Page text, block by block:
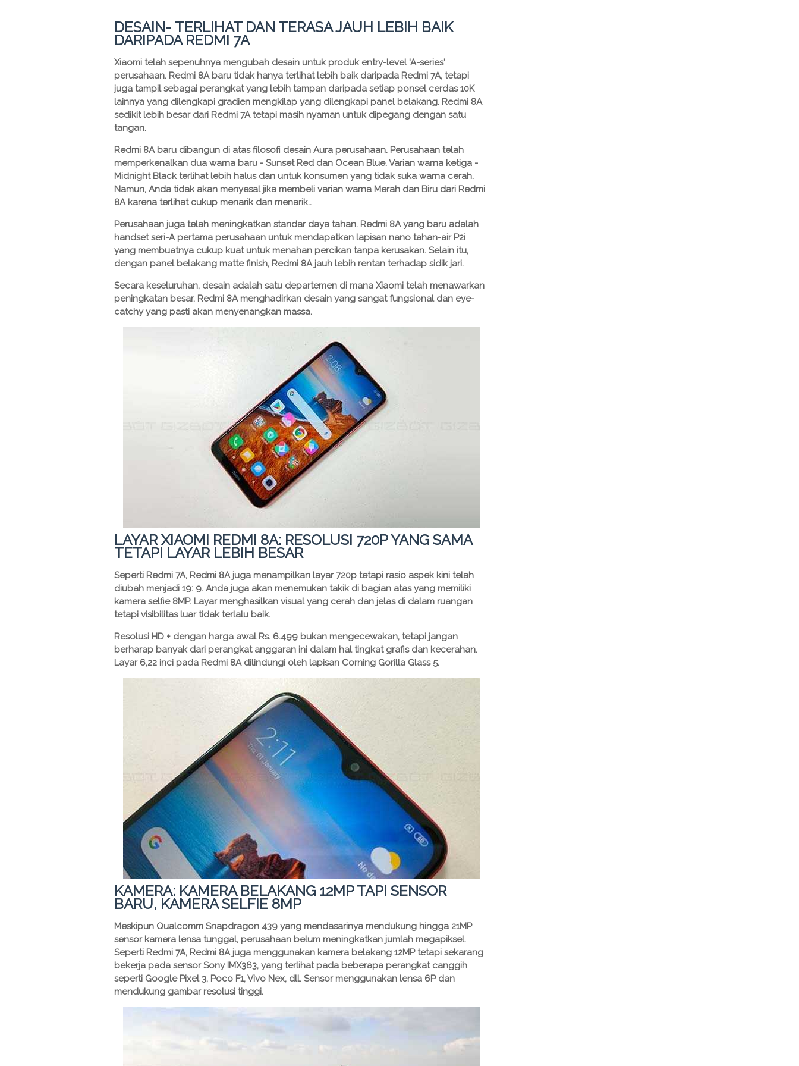
DESAIN- TERLIHAT DAN TERASA JAUH LEBIH BAIK
DARIPADA REDMI 7A
Xiaomi telah sepenuhnya mengubah desain untuk produk entry-level 'A-series'
perusahaan. Redmi 8A baru tidak hanya terlihat lebih baik daripada Redmi 7A, tetapi
juga tampil sebagai perangkat yang lebih tampan daripada setiap ponsel cerdas 10K
lainnya yang dilengkapi gradien mengkilap yang dilengkapi panel belakang. Redmi 8A
sedikit lebih besar dari Redmi 7A tetapi masih nyaman untuk dipegang dengan satu
tangan.
Redmi 8A baru dibangun di atas filosofi desain Aura perusahaan. Perusahaan telah
memperkenalkan dua warna baru - Sunset Red dan Ocean Blue. Varian warna ketiga -
Midnight Black terlihat lebih halus dan untuk konsumen yang tidak suka warna cerah.
Namun, Anda tidak akan menyesal jika membeli varian warna Merah dan Biru dari Redmi
8A karena terlihat cukup menarik dan menarik..
Perusahaan juga telah meningkatkan standar daya tahan. Redmi 8A yang baru adalah
handset seri-A pertama perusahaan untuk mendapatkan lapisan nano tahan-air P2i
yang membuatnya cukup kuat untuk menahan percikan tanpa kerusakan. Selain itu,
dengan panel belakang matte finish, Redmi 8A jauh lebih rentan terhadap sidik jari.
Secara keseluruhan, desain adalah satu departemen di mana Xiaomi telah menawarkan
peningkatan besar. Redmi 8A menghadirkan desain yang sangat fungsional dan eye-
catchy yang pasti akan menyenangkan massa.
LAYAR XIAOMI REDMI 8A: RESOLUSI 720P YANG SAMA
TETAPI LAYAR LEBIH BESAR
Seperti Redmi 7A, Redmi 8A juga menampilkan layar 720p tetapi rasio aspek kini telah
diubah menjadi 19: 9. Anda juga akan menemukan takik di bagian atas yang memiliki
kamera selfie 8MP. Layar menghasilkan visual yang cerah dan jelas di dalam ruangan
tetapi visibilitas luar tidak terlalu baik.
Resolusi HD + dengan harga awal Rs. 6.499 bukan mengecewakan, tetapi jangan
berharap banyak dari perangkat anggaran ini dalam hal tingkat grafis dan kecerahan.
Layar 6,22 inci pada Redmi 8A dilindungi oleh lapisan Corning Gorilla Glass 5.
KAMERA: KAMERA BELAKANG 12MP TAPI SENSOR
BARU, KAMERA SELFIE 8MP
Meskipun Qualcomm Snapdragon 439 yang mendasarinya mendukung hingga 21MP
sensor kamera lensa tunggal, perusahaan belum meningkatkan jumlah megapiksel.
Seperti Redmi 7A, Redmi 8A juga menggunakan kamera belakang 12MP tetapi sekarang
bekerja pada sensor Sony IMX363, yang terlihat pada beberapa perangkat canggih
seperti Google Pixel 3, Poco F1, Vivo Nex, dll. Sensor menggunakan lensa 6P dan
mendukung gambar resolusi tinggi.